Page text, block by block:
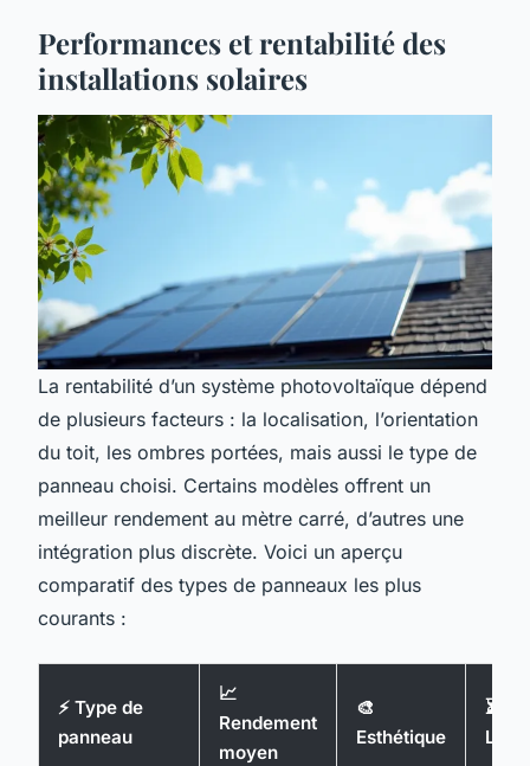
Performances et rentabilité des
installations solaires
La rentabilité d’un système photovoltaïque dépend
de plusieurs facteurs : la localisation, l’orientation
du toit, les ombres portées, mais aussi le type de
panneau choisi. Certains modèles offrent un
meilleur rendement au mètre carré, d’autres une
intégration plus discrète. Voici un aperçu
comparatif des types de panneaux les plus
courants :
⚡ Type de
panneau
📈
Rendement
moyen
🎨
Esthétique
⏳